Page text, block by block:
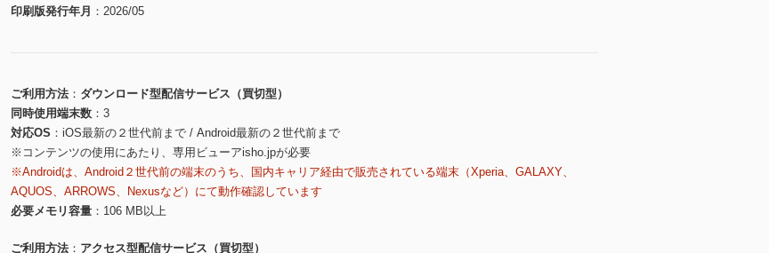
印刷版発行年月
2026/05
ご利用方法
ダウンロード型配信サービス（買切型）
同時使用端末数
3
対応OS
iOS最新の２世代前まで / Android最新の２世代前まで
※コンテンツの使用にあたり、専用ビューアisho.jpが必要
※Androidは、Android２世代前の端末のうち、国内キャリア経由で販売されている端末（Xperia、GALAXY、
AQUOS、ARROWS、Nexusなど）にて動作確認しています
必要メモリ容量
106 MB以上
ご利用方法
アクセス型配信サービス（買切型）